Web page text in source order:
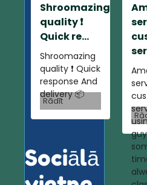
Shroomazing
quality ❗️
Quick re...
Shroomazing
quality ❗️ Quick
response And
delivery 📦
Rādīt
Sociālā